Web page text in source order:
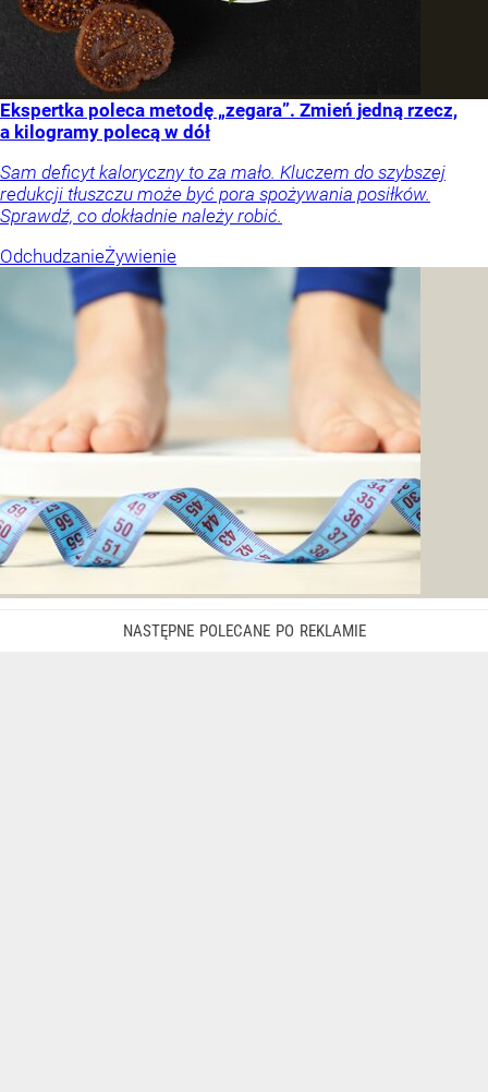
Ekspertka poleca metodę „zegara”. Zmień jedną rzecz,
a kilogramy polecą w dół
Sam deficyt kaloryczny to za mało. Kluczem do szybszej
redukcji tłuszczu może być pora spożywania posiłków.
Sprawdź, co dokładnie należy robić.
OdchudzanieŻywienie